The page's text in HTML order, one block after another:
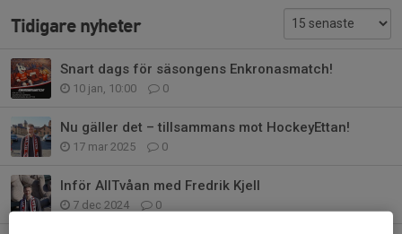
Tidigare nyheter
Snart dags för säsongens Enkronasmatch!
10 jan, 10:00 0
Nu gäller det – tillsammans mot HockeyEttan!
17 mar 2025 0
Inför AllTvåan med Fredrik Kjell
7 dec 2024 0